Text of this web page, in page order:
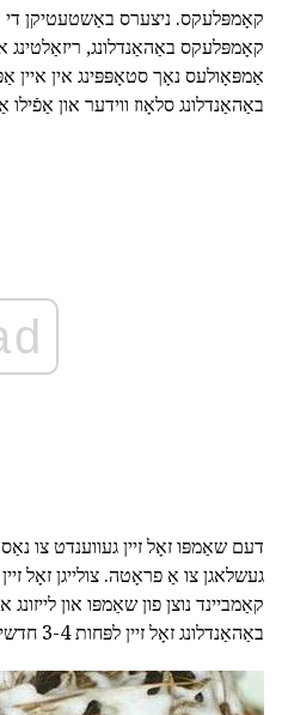
קאָמפּלעקס. ניצערס באַשטעטיקן די
קאָמפּלעקס באַהאַנדלונג, ריזאַלטינג
אַמפּאָולעס נאָך סטאָפּפּינג אין איין
באַהאַנדלונג סלאָוז ווידער און
דעם שאַמפּו זאָל זיין געווענדט צו נאַס
געשלאגן צו אַ פראָטה. צולייגן זאָל
קאַמביינד נוצן פון שאַמפּו און
באַהאַנדלונג זאָל זיין לפּחות 3-4 חדשים (בייַ 2-3-איין נוצן פּער וואָך).